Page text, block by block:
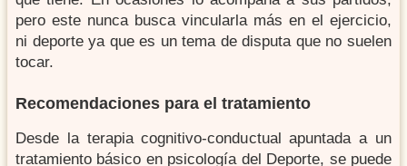
pero este nunca busca vincularla más en el ejercicio,
ni deporte ya que es un tema de disputa que no suelen
tocar.
Recomendaciones para el tratamiento
Desde la terapia cognitivo-conductual apuntada a un
tratamiento básico en psicología del Deporte, se puede